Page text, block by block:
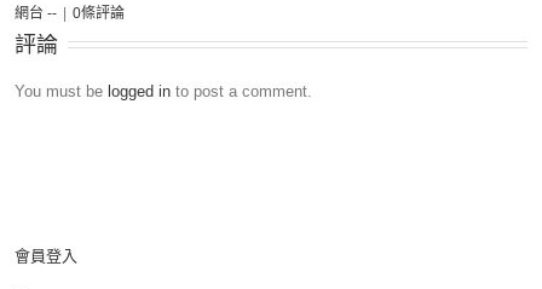
網台 -- 0條評論
評論
You must be logged in to post a comment.
會員登入